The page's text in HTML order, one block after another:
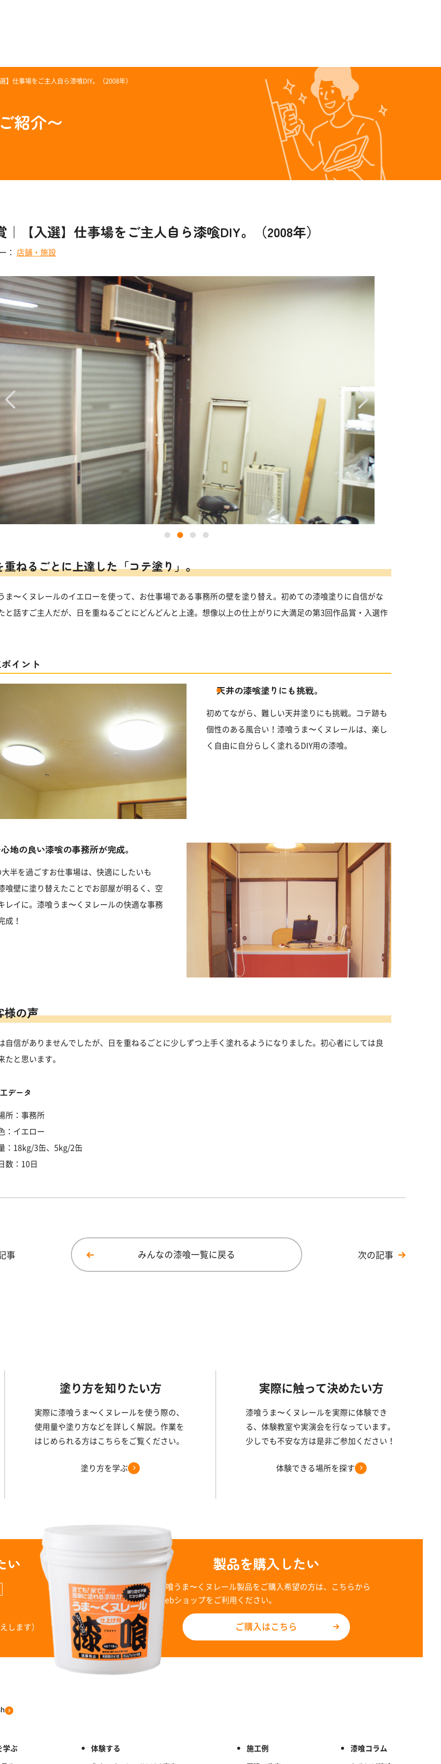
】仕事場をご主人自ら漆喰DIY。（2008年）
紹介〜
｜【入選】仕事場をご主人自ら漆喰DIY。（2008年）
： 店舗・施設
重ねるごとに上達した「コテ塗り」。
ま〜くヌレールのイエローを使って、お仕事場である事務所の壁を塗り替え。初めての漆喰塗りに自信がな
と話すご主人だが、日を重ねるごとにどんどんと上達。想像以上の仕上がりに大満足の第3回作品賞・入選作
イント
天井の漆喰塗りにも挑戦。
初めてながら、難しい天井塗りにも挑戦。コテ跡も
個性のある風合い！漆喰うま〜くヌレールは、楽し
く自由に自分らしく塗れるDIY用の漆喰。
地の良い漆喰の事務所が完成。
半を過ごすお仕事場は、快適にしたいも
喰壁に塗り替えたことでお部屋が明るく、空
レイに。漆喰うま〜くヌレールの快適な事務
成！
様の声
自信がありませんでしたが、日を重ねるごとに少しずつ上手く塗れるようになりました。初心者にしては良
たと思います。
データ
所：事務所
：イエロー
：18kg/3缶、5kg/2缶
数：10日
事 みんなの漆喰一覧に戻る 次の記事
塗り方を知りたい方
実際に漆喰うま〜くヌレールを使う際の、
使用量や塗り方などを詳しく解説。作業を
はじめられる方はこちらをご覧ください。
塗り方を学ぶ
実際に触って決めたい方
漆喰うま〜くヌレールを実際に体験でき
る、体験教室や実演会を行なっています。
少しでも不安な方は是非ご参加ください！
体験できる場所を探す
い
します）
製品を購入したい
漆喰うま〜くヌレール製品をご購入希望の方は、こちらから
Webショップをご利用ください。
ご購入はこちら
学ぶ 体験する 施工例 漆喰コラム